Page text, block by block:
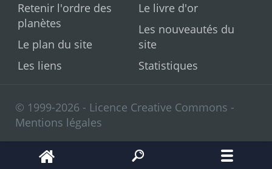
Retenir l'ordre des
planètes
Le plan du site
Les liens
Le livre d'or
Les nouveautés du
site
Statistiques
© 1999-2026 - Licence Creative Commons -
Mentions légales